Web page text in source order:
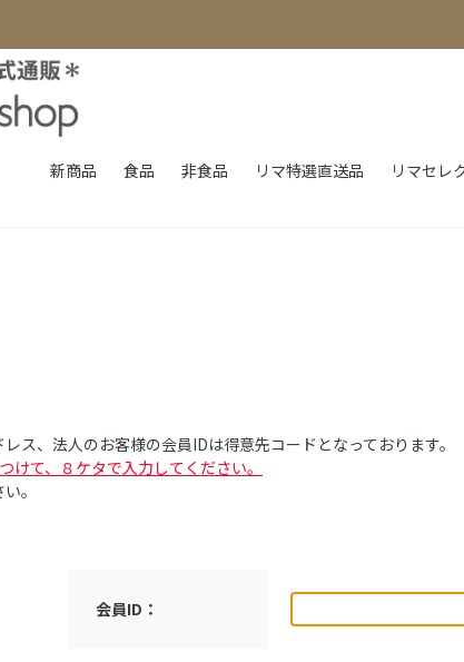
新商品 食品 非食品 リマ特選直送品 リマセレ
ス、法人のお客様の会員IDは得意先コードとなっております。
けて、８ケタで入力してください。
。
会員ID：